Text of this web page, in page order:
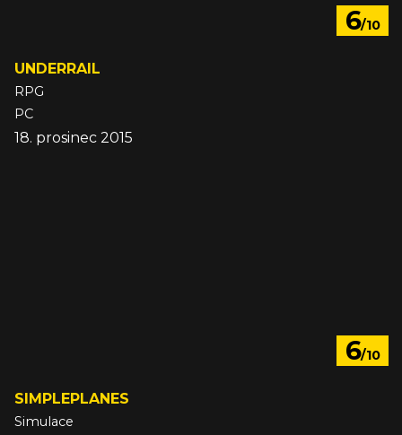
6/10
UNDERRAIL
RPG
PC
18. prosinec 2015
6/10
SIMPLEPLANES
Simulace